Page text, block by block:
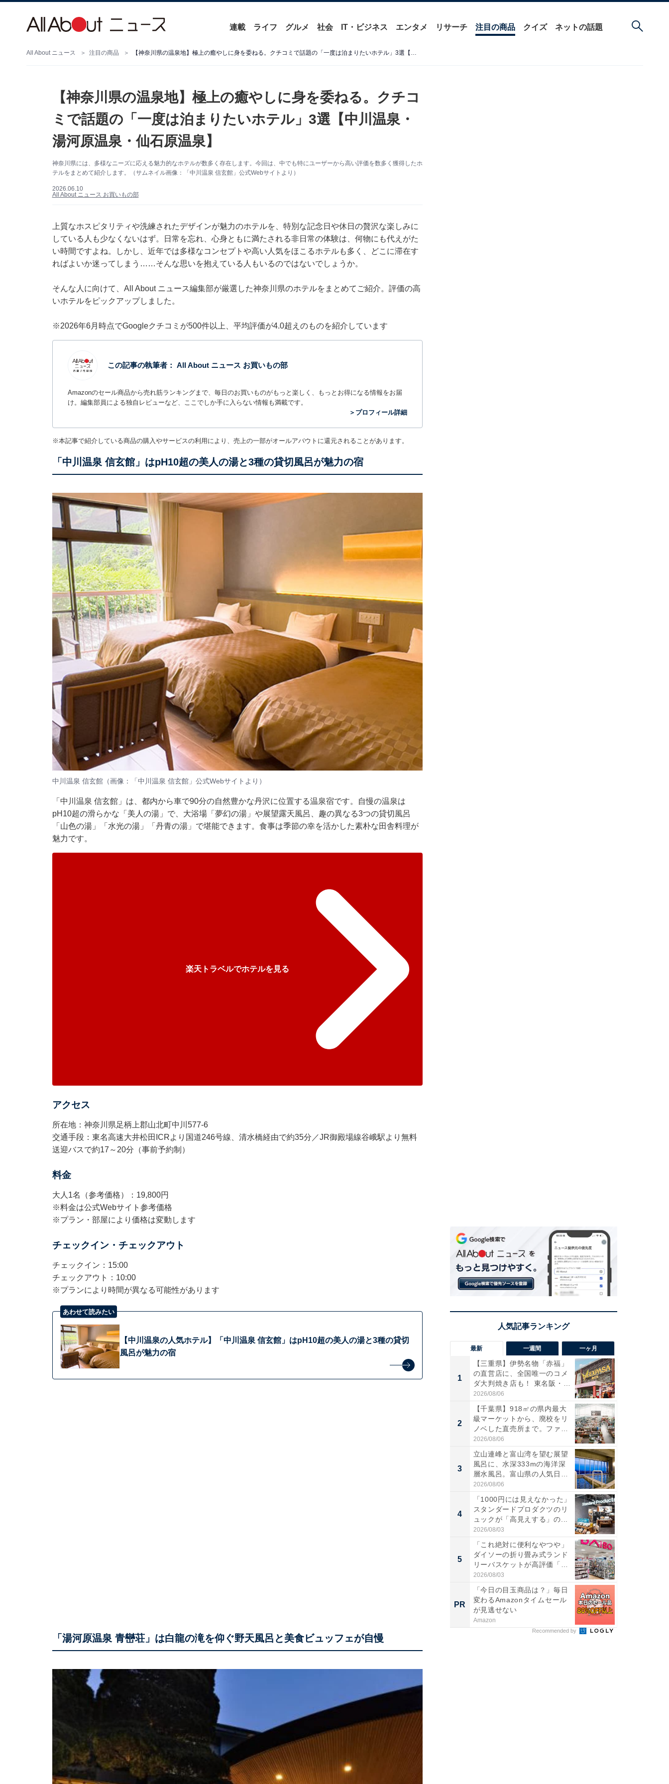
連載 ライフ グルメ 社会 IT・ビジネス エンタメ リサーチ 注目の商品 クイズ ネットの話題
All About ニュース 注目の商品 【神奈川県の温泉地】極上の癒やしに身を委ねる。クチコミで話題の「一度は泊まりたいホテル」3選【中川温泉・湯河原温泉・仙石原温泉】
【神奈川県の温泉地】極上の癒やしに身を委ねる。クチコ
ミで話題の「一度は泊まりたいホテル」3選【中川温泉・
湯河原温泉・仙石原温泉】
神奈川県には、多様なニーズに応える魅力的なホテルが数多く存在します。今回は、中でも特にユーザーから高い評価を数多く獲得したホ
テルをまとめて紹介します。（サムネイル画像：「中川温泉 信玄館」公式Webサイトより）
2026.06.10
All About ニュース お買いもの部
上質なホスピタリティや洗練されたデザインが魅力のホテルを、特別な記念日や休日の贅沢な楽しみに
している人も少なくないはず。日常を忘れ、心身ともに満たされる非日常の体験は、何物にも代えがた
い時間ですよね。しかし、近年では多様なコンセプトや高い人気をほこるホテルも多く、どこに滞在す
ればよいか迷ってしまう……そんな思いを抱えている人もいるのではないでしょうか。
そんな人に向けて、All About ニュース編集部が厳選した神奈川県のホテルをまとめてご紹介。評価の高
いホテルをピックアップしました。
※2026年6月時点でGoogleクチコミが500件以上、平均評価が4.0超えのものを紹介しています
この記事の執筆者： All About ニュース お買いもの部
Amazonのセール商品から売れ筋ランキングまで、毎日のお買いものがもっと楽しく、もっとお得になる情報をお届
け。編集部員による独自レビューなど、ここでしか手に入らない情報も満載です。
＞プロフィール詳細
※本記事で紹介している商品の購入やサービスの利用により、売上の一部がオールアバウトに還元されることがあります。
「中川温泉 信玄館」はpH10超の美人の湯と3種の貸切風呂が魅力の宿
中川温泉 信玄館（画像：「中川温泉 信玄館」公式Webサイトより）
「中川温泉 信玄館」は、都内から車で90分の自然豊かな丹沢に位置する温泉宿です。自慢の温泉は
pH10超の滑らかな「美人の湯」で、大浴場「夢幻の湯」や展望露天風呂、趣の異なる3つの貸切風呂
「山色の湯」「水光の湯」「丹青の湯」で堪能できます。食事は季節の幸を活かした素朴な田舎料理が
魅力です。
楽天トラベルでホテルを見る
アクセス
所在地：神奈川県足柄上郡山北町中川577-6
交通手段：東名高速大井松田ICRより国道246号線、清水橋経由で約35分／JR御殿場線谷峨駅より無料
送迎バスで約17～20分（事前予約制）
料金
大人1名（参考価格）：19,800円
※料金は公式Webサイト参考価格
※プラン・部屋により価格は変動します
チェックイン・チェックアウト
チェックイン：15:00
チェックアウト：10:00
※プランにより時間が異なる可能性があります
あわせて読みたい
【中川温泉の人気ホテル】「中川温泉 信玄館」はpH10超の美人の湯と3種の貸切
風呂が魅力の宿
「湯河原温泉 青巒荘」は白龍の滝を仰ぐ野天風呂と美食ビュッフェが自慢
最新 一週間 一ヶ月
1
【三重県】伊勢名物「赤福」
の直営店に、全国唯一のコメ
ダ大判焼き店も！ 東名阪・
伊...
2026/08/06
2
【千葉県】918㎡の県内最大
級マーケットから、廃校をリ
ノベした直売所まで。ファ
ー...
2026/08/06
3
立山連峰と富山湾を望む展望
風呂に、水深333mの海洋深
層水風呂。富山県の人気日
帰...
2026/08/06
4
「1000円には見えなかった」
スタンダードプロダクツのリ
ュックが「高見えする」の...
2026/08/03
5
「これ絶対に便利なやつや」
ダイソーの折り畳み式ランド
リーバスケットが高評価「使
わ...
2026/08/03
PR
「今日の目玉商品は？」毎日
変わるAmazonタイムセール
が見逃せない
Amazon
Recommended by